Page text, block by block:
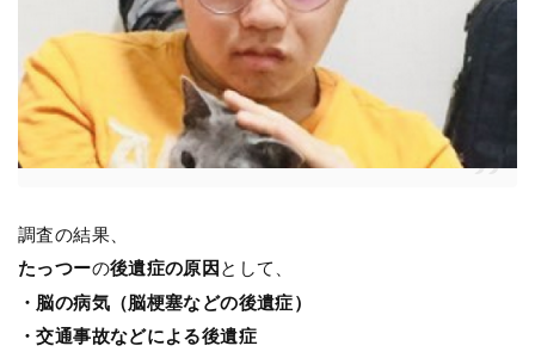
調査の結果、
たっつーの後遺症の原因 として、
・脳の病気（脳梗塞などの後遺症）
・交通事故などによる後遺症